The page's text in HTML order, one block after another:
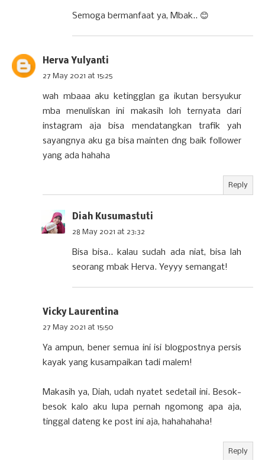
Semoga bermanfaat ya, Mbak.. 😊
Herva Yulyanti
27 May 2021 at 15:25
wah mbaaa aku ketingglan ga ikutan bersyukur
mba menuliskan ini makasih loh ternyata dari
instagram aja bisa mendatangkan trafik yah
sayangnya aku ga bisa mainten dng baik follower
yang ada hahaha
Reply
Diah Kusumastuti
28 May 2021 at 23:32
Bisa bisa.. kalau sudah ada niat, bisa lah
seorang mbak Herva. Yeyyy semangat!
Vicky Laurentina
27 May 2021 at 15:50
Ya ampun, bener semua ini isi blogpostnya persis
kayak yang kusampaikan tadi malem!
Makasih ya, Diah, udah nyatet sedetail ini. Besok-
besok kalo aku lupa pernah ngomong apa aja,
tinggal dateng ke post ini aja, hahahahaha!
Reply